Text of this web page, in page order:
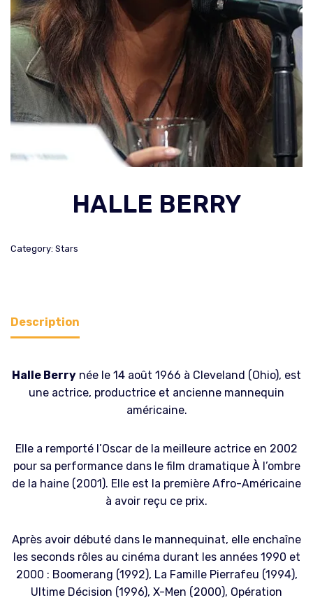
HALLE BERRY
Category: Stars
Description
Halle Berry née le 14 août 1966 à Cleveland (Ohio), est
une actrice, productrice et ancienne mannequin
américaine.
Elle a remporté l’Oscar de la meilleure actrice en 2002
pour sa performance dans le film dramatique À l’ombre
de la haine (2001). Elle est la première Afro-Américaine
à avoir reçu ce prix.
Après avoir débuté dans le mannequinat, elle enchaîne
les seconds rôles au cinéma durant les années 1990 et
2000 : Boomerang (1992), La Famille Pierrafeu (1994),
Ultime Décision (1996), X-Men (2000), Opération